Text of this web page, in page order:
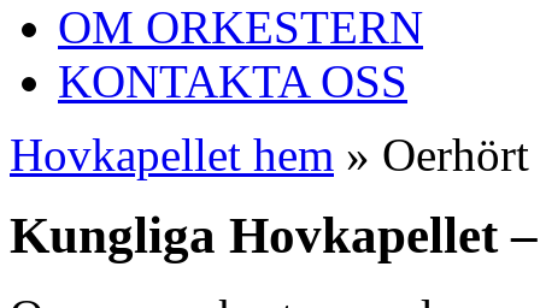
OM ORKESTERN
KONTAKTA OSS
Hovkapellet hem »
Kungliga Hovkapellet